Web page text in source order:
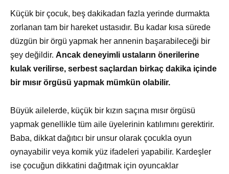
Küçük bir çocuk, beş dakikadan fazla yerinde durmakta
zorlanan tam bir hareket ustasıdır. Bu kadar kısa sürede
düzgün bir örgü yapmak her annenin başarabileceği bir
şey değildir. Ancak deneyimli ustaların önerilerine
kulak verilirse, serbest saçlardan birkaç dakika içinde
bir mısır örgüsü yapmak mümkün olabilir.
Büyük ailelerde, küçük bir kızın saçına mısır örgüsü
yapmak genellikle tüm aile üyelerinin katılımını gerektirir.
Baba, dikkat dağıtıcı bir unsur olarak çocukla oyun
oynayabilir veya komik yüz ifadeleri yapabilir. Kardeşler
ise çocuğun dikkatini dağıtmak için oyuncaklar